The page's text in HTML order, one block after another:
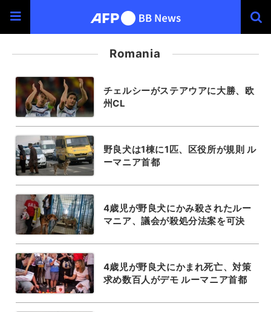
Romania
チェルシーがステアウアに大勝、欧
州CL
野良犬は1棟に1匹、区役所が規則 ル
ーマニア首都
4歳児が野良犬にかみ殺されたルー
マニア、議会が殺処分法案を可決
4歳児が野良犬にかまれ死亡、対策
求め数百人がデモ ルーマニア首都